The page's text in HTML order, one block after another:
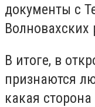
документы с
В итоге, в
признаются
какая